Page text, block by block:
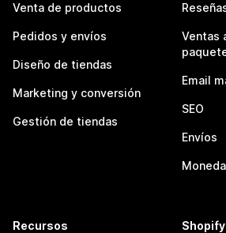
Venta de productos
Pedidos y envíos
Diseño de tiendas
Marketing y conversión
Gestión de tiendas
Ventas
Email
SEO
Envíos
Recursos Shopify